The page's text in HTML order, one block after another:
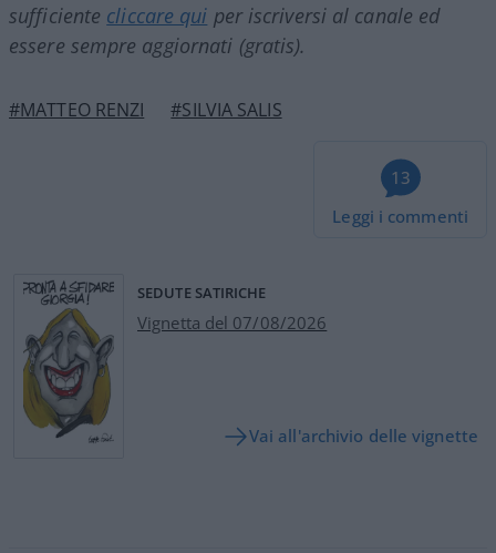
sufficiente cliccare qui per iscriversi al canale ed
essere sempre aggiornati (gratis).
#MATTEO RENZI #SILVIA SALIS
13
Leggi i commenti
SEDUTE SATIRICHE
Vignetta del 07/08/2026
Vai all'archivio delle vignette